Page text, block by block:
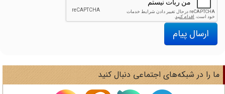
ارسال پیام
را در شبکه‌های اجتماعی دنبال کنید